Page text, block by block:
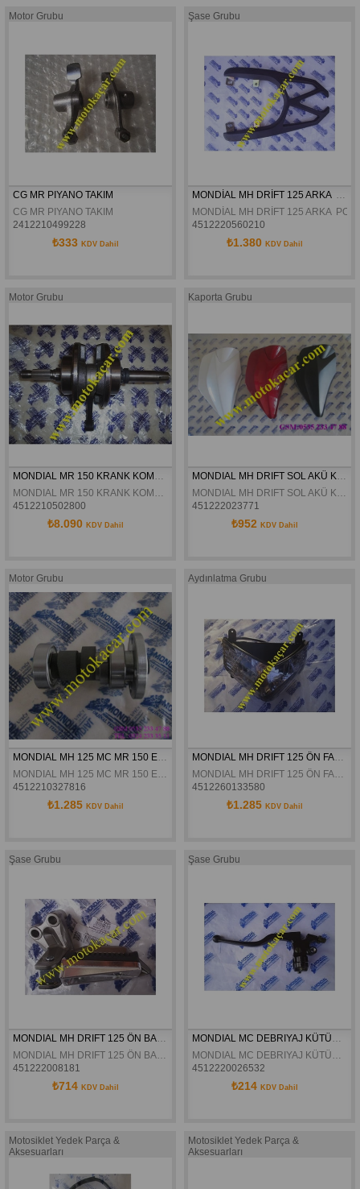
Motor Grubu
CG MR PIYANO TAKIM
CG MR PIYANO TAKIM
2412210499228
₺333 KDV Dahil
Şase Grubu
MONDİAL MH DRİFT 125 ARKA  PORT BAGAJ DEMİRİ ORJİNAL
MONDİAL MH DRİFT 125 ARKA
4512220560210
₺1.380 KDV Dahil
Motor Grubu
MONDIAL MR 150 KRANK KOMPLE ORJINAL
MONDIAL MR 150 KRANK KOMPLE ORJINAL
4512210502800
₺8.090 KDV Dahil
Kaporta Grubu
MONDIAL MH DRIFT SOL AKÜ KAPAGI  ORJINAL
MONDIAL MH DRIFT SOL AKÜ KAPAGI  ORJINAL
451222023771
₺952 KDV Dahil
Motor Grubu
MONDIAL MH 125 MC MR 150 EKSANTRIK MILI ORJINAL
MONDIAL MH 125 MC MR 150 EKSANTRIK MILI ORJINAL
4512210327816
₺1.285 KDV Dahil
Aydınlatma Grubu
MONDIAL MH DRIFT 125 ÖN FAR ORJINAL
MONDIAL MH DRIFT 125 ÖN FAR ORJINAL
4512260133580
₺1.285 KDV Dahil
Şase Grubu
MONDIAL MH DRIFT 125 ÖN BASAMAK KOMPLE SOL ORJINAL
MONDIAL MH DRIFT 125 ÖN BASAMAK KOMPLE SOL ORJINAL
451222008181
₺714 KDV Dahil
Şase Grubu
MONDIAL MC DEBRIYAJ KÜTÜGÜ KOMPLE ORJINAL
MONDIAL MC DEBRIYAJ KÜTÜGÜ KOMPLE ORJINAL
4512220026532
₺214 KDV Dahil
Motosiklet Yedek Parça &
Aksesuarları
Motosiklet Yedek Parça &
Aksesuarları